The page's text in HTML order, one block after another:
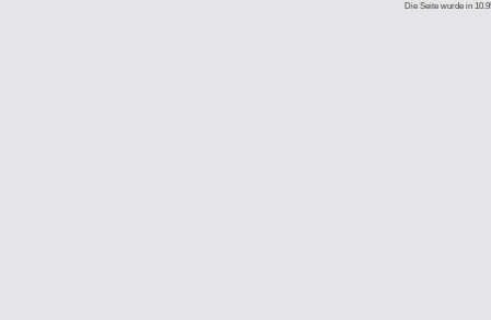
Die Seite wurde in